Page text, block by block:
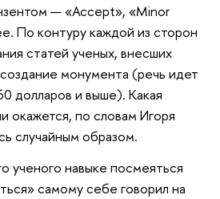
— «Accept», «Minor
По контуру каждой из сторон
статей ученых, внесших
монумента (речь идет
долларов и выше). Какая
окажется, по словам Игоря
случайным образом.
ученого навыке посмеяться
самому себе говорил на